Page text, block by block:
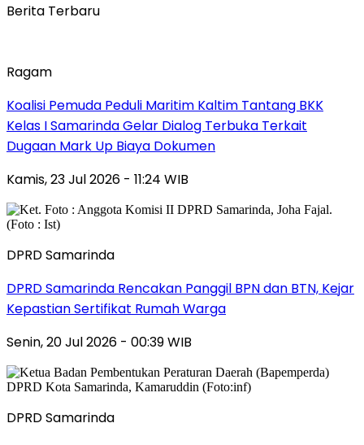
Berita Terbaru
Ragam
Koalisi Pemuda Peduli Maritim Kaltim Tantang BKK
Kelas I Samarinda Gelar Dialog Terbuka Terkait
Dugaan Mark Up Biaya Dokumen
Kamis, 23 Jul 2026 - 11:24 WIB
DPRD Samarinda
DPRD Samarinda Rencakan Panggil BPN dan BTN, Kejar
Kepastian Sertifikat Rumah Warga
Senin, 20 Jul 2026 - 00:39 WIB
DPRD Samarinda